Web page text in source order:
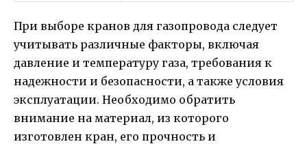
При выборе кранов для газопровода следует
учитывать различные факторы, включая
давление и температуру газа, требования к
надежности и безопасности, а также условия
эксплуатации. Необходимо обратить
внимание на материал, из которого
изготовлен кран, его прочность и